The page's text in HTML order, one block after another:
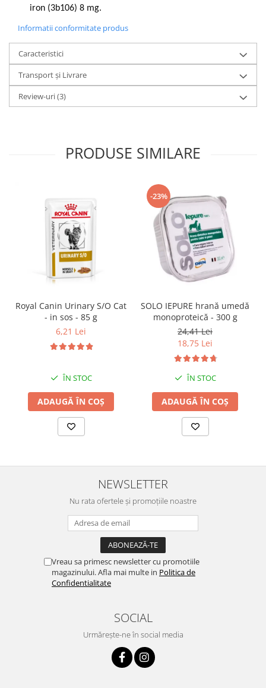
iron (3b106) 8 mg.
Informatii conformitate produs
Caracteristici
Transport și Livrare
Review-uri(3)
PRODUSE SIMILARE
Royal Canin Urinary S/O Cat
- in sos - 85 g
6,21 Lei
ÎN STOC
ADAUGĂ ÎN COȘ
-23%
SOLO IEPURE hrană umedă
monoproteică - 300 g
24,41 Lei
18,75 Lei
ÎN STOC
ADAUGĂ ÎN COȘ
NEWSLETTER
Nu rata ofertele și promoțiile noastre
Vreau sa primesc newsletter cu promotiile
magazinului. Afla mai multe in Politica de
Confidentialitate
SOCIAL
Urmărește-ne în social media